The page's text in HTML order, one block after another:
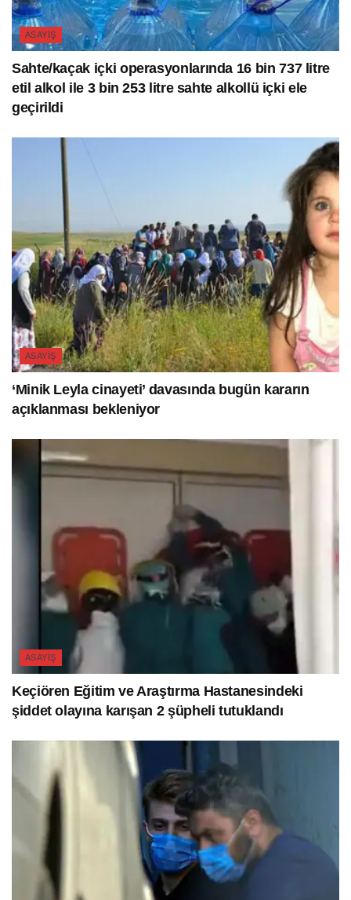
ASAYIŞ
Sahte/kaçak içki operasyonlarında 16 bin 737 litre
etil alkol ile 3 bin 253 litre sahte alkollü içki ele
geçirildi
ASAYIŞ
‘Minik Leyla cinayeti’ davasında bugün kararın
açıklanması bekleniyor
ASAYIŞ
Keçiören Eğitim ve Araştırma Hastanesindeki
şiddet olayına karışan 2 şüpheli tutuklandı